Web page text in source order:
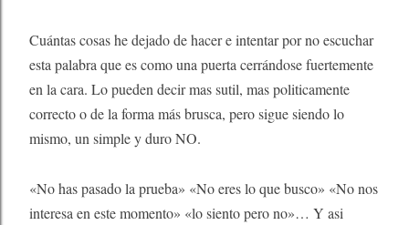
Cuántas cosas he dejado de hacer e intentar por no escuchar
esta palabra que es como una puerta cerrándose fuertemente
en la cara. Lo pueden decir mas sutil, mas politicamente
correcto o de la forma más brusca, pero sigue siendo lo
mismo, un simple y duro NO.
«No has pasado la prueba» «No eres lo que busco» «No nos
interesa en este momento» «lo siento pero no»… Y asi